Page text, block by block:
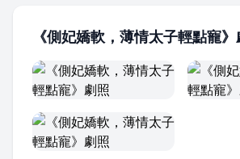
《側妃嬌軟，薄情太子輕點寵